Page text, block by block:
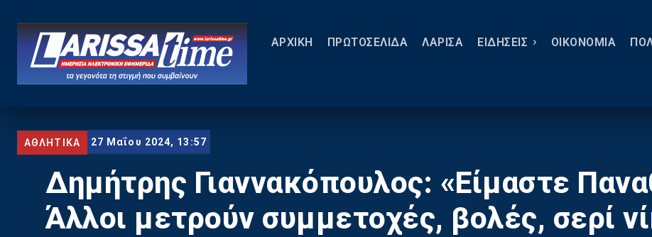
ΑΡΧΙΚΗ ΠΡΩΤΟΣΕΛΙΔΑ ΛΑΡΙΣΑ ΕΙΔΗΣΕΙΣ ΟΙΚΟΝΟΜΙΑ
ΑΘΛΗΤΙΚΑ 27 Μαΐου 2024, 13:57
Δημήτρης Γιαννακόπουλος: «Είμαστε
Άλλοι μετρούν συμμετοχές, βολές, σερί